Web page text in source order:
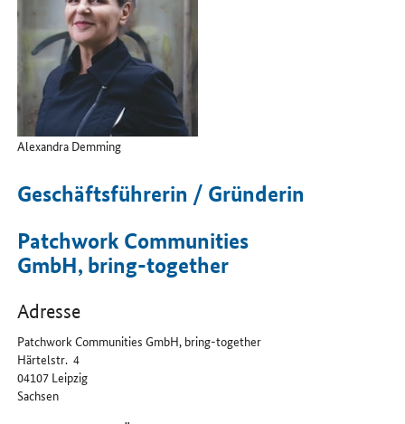
Alexandra Demming
Geschäftsführerin / Gründerin
Patchwork Communities
GmbH, bring-together
Adresse
Patchwork Communities GmbH, bring-together
Härtelstr. 4
04107 Leipzig
Sachsen